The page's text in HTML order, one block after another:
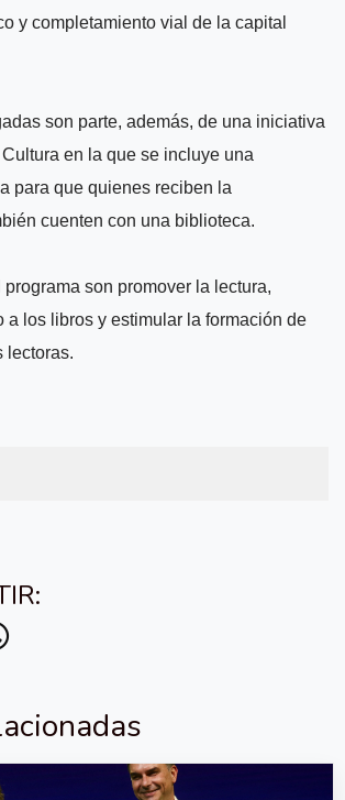
y completamiento vial de la capital
son parte, además, de una iniciativa
en la que se incluye una
para que quienes reciben la
cuenten con una biblioteca.
programa son promover la lectura,
a los libros y estimular la formación de
lectoras.